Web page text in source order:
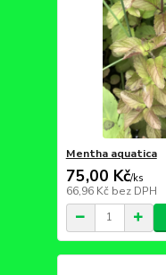
Mentha aquatica
75,00 Kč/ks
66,96 Kč bez DPH